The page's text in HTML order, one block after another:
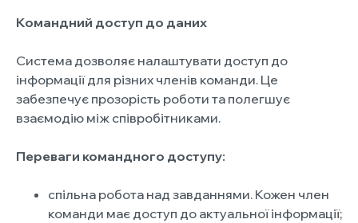
Командний доступ до даних
Система дозволяє налаштувати доступ до
інформації для різних членів команди. Це
забезпечує прозорість роботи та полегшує
взаємодію між співробітниками.
Переваги командного доступу:
спільна робота над завданнями. Кожен член
команди має доступ до актуальної інформації;